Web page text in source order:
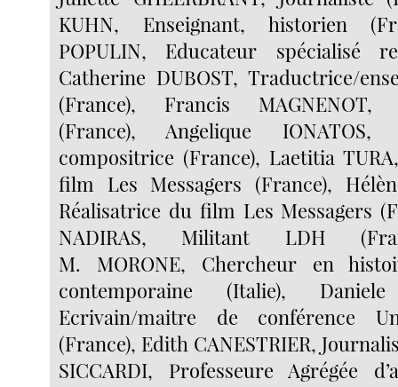
KUHN, Enseignant, historien
POPULIN, Educateur spécialisé
Catherine DUBOST, Traductrice/
(France), Francis MAGNENOT,
(France), Angelique
compositrice (France), Laetitia
film Les Messagers (France),
Réalisatrice du film Les Messagers
NADIRAS, Militant LDH
M. MORONE, Chercheur en
contemporaine (Italie), Daniele
Ecrivain/maitre de conférence
(France), Edith CANESTRIER,
SICCARDI, Professeure Agrégée